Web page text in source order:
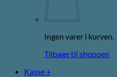
Ingen varer i kurven.
Tilbage til shoppen
Kasse +